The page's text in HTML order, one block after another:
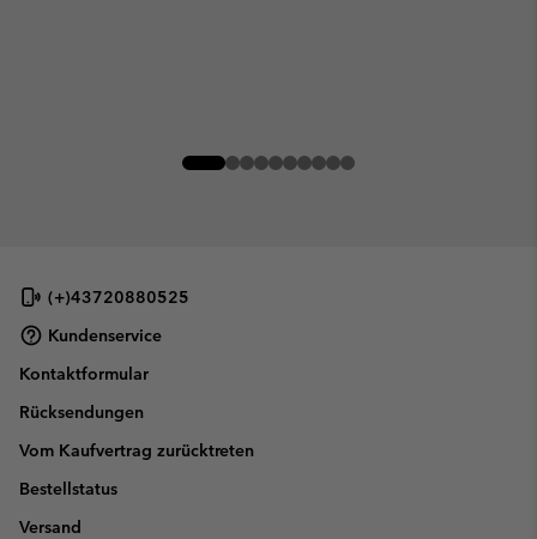
(+)43720880525
Kundenservice
Kontaktformular
Rücksendungen
Vom Kaufvertrag zurücktreten
Bestellstatus
Versand